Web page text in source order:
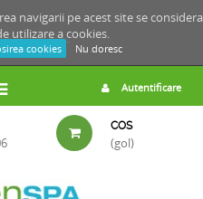
navigarii pe acest site se considera
utilizare a cookies.
cookies Nu doresc
Autentificare
COS
(gol)